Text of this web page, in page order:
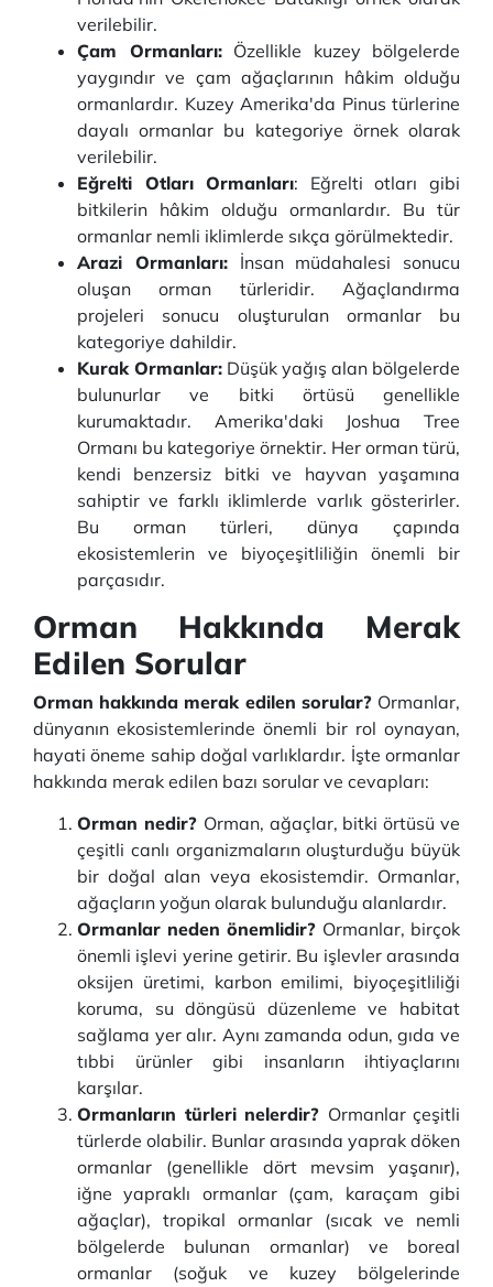
verilebilir.
Çam Ormanları:Özellikle kuzey bölgelerde
yaygındır ve çam ağaçlarının hâkim olduğu
ormanlardır. Kuzey Amerika'da Pinus türlerine
dayalı ormanlar bu kategoriye örnek olarak
verilebilir.
Eğrelti Otları Ormanları: Eğrelti otları gibi
bitkilerin hâkim olduğu ormanlardır. Bu tür
ormanlar nemli iklimlerde sıkça görülmektedir.
Arazi Ormanları:İnsan müdahalesi sonucu
oluşan orman türleridir. Ağaçlandırma
projeleri sonucu oluşturulan ormanlar bu
kategoriye dahildir.
Kurak Ormanlar: Düşük yağış alan bölgelerde
bulunurlar ve bitki örtüsü genellikle
kurumaktadır. Amerika'daki Joshua Tree
Ormanı bu kategoriye örnektir. Her orman türü,
kendi benzersiz bitki ve hayvan yaşamına
sahiptir ve farklı iklimlerde varlık gösterirler.
Bu orman türleri, dünya çapında
ekosistemlerin ve biyoçeşitliliğin önemli bir
parçasıdır.
Orman Hakkında Merak
Edilen Sorular
Orman hakkında merak edilen sorular? Ormanlar,
dünyanın ekosistemlerinde önemli bir rol oynayan,
hayati öneme sahip doğal varlıklardır. İşte ormanlar
hakkında merak edilen bazı sorular ve cevapları:
Orman nedir? Orman, ağaçlar, bitki örtüsü ve
çeşitli canlı organizmaların oluşturduğu büyük
bir doğal alan veya ekosistemdir. Ormanlar,
ağaçların yoğun olarak bulunduğu alanlardır.
Ormanlar neden önemlidir? Ormanlar, birçok
önemli işlevi yerine getirir. Bu işlevler arasında
oksijen üretimi, karbon emilimi, biyoçeşitliliği
koruma, su döngüsü düzenleme ve habitat
sağlama yer alır. Aynı zamanda odun, gıda ve
tıbbi ürünler gibi insanların ihtiyaçlarını
karşılar.
Ormanların türleri nelerdir? Ormanlar çeşitli
türlerde olabilir. Bunlar arasında yaprak döken
ormanlar (genellikle dört mevsim yaşanır),
iğne yapraklı ormanlar (çam, karaçam gibi
ağaçlar), tropikal ormanlar (sıcak ve nemli
bölgelerde bulunan ormanlar) ve boreal
ormanlar (soğuk ve kuzey bölgelerinde